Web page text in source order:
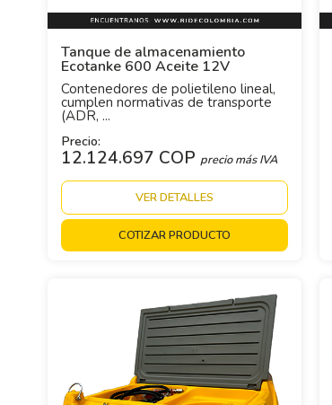
Tanque de almacenamiento
Ecotanke 600 Aceite 12V
Contenedores de polietileno lineal,
cumplen normativas de transporte
(ADR, ...
Precio:
12.124.697 COP precio más IVA
VER DETALLES
COTIZAR PRODUCTO